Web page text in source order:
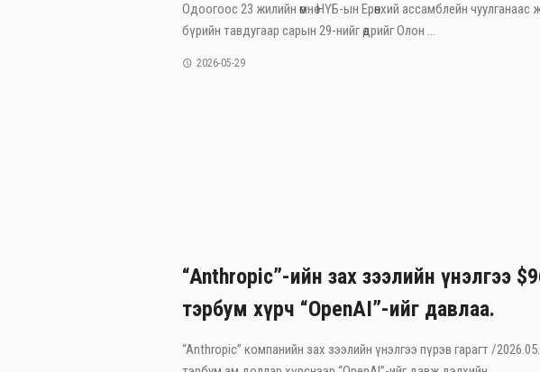
Одоогоос 23 жилийн өмнө НҮБ-ын Ерөнхий ассамблейн чуулганаас
бүрийн тавдугаар сарын 29-нийг өдрийг Олон ...
2026-05-29
“Anthropic”-ийн зах зээлийн үнэлгээ
тэрбум хүрч “OpenAI”-ийг давлаа.
“Anthropic” компанийн зах зээлийн үнэлгээ пүрэв гарагт /